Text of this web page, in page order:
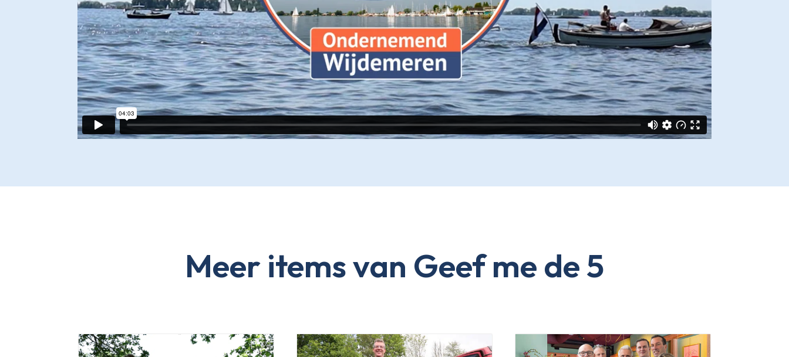
Meer items van Geef me de 5